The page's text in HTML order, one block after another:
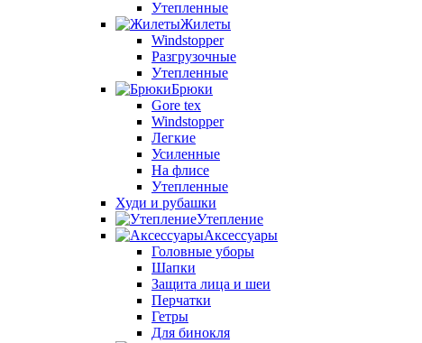
Утепленные
Жилеты
Windstopper
Разгрузочные
Утепленные
Брюки
Gore tex
Windstopper
Легкие
Усиленные
На флисе
Утепленные
Худи и рубашки
Утепление
Аксессуары
Головные уборы
Шапки
Защита лица и шеи
Перчатки
Гетры
Для бинокля